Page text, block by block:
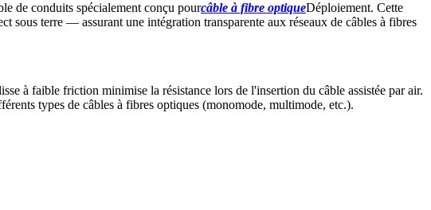
de conduits spécialement conçu pourcâble à fibre optiqueDéploiement. Cette
terre — assurant une intégration transparente aux réseaux de câbles à fibres
à faible friction minimise la résistance lors de l'insertion du câble assistée par air.
types de câbles à fibres optiques (monomode, multimode, etc.).